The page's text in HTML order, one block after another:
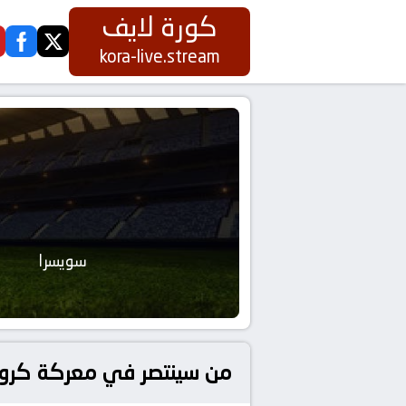
كورة لايف
kora-live.stream
twitter
سويسرا
من سينتصر في معركة